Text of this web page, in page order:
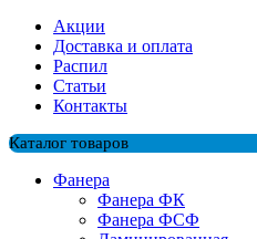
Акции
Доставка и оплата
Распил
Cтатьи
Контакты
Каталог товаров
Фанера
Фанера ФК
Фанера ФСФ